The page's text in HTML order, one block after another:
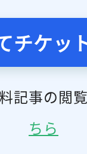
チケッ
記事の閲
ちら